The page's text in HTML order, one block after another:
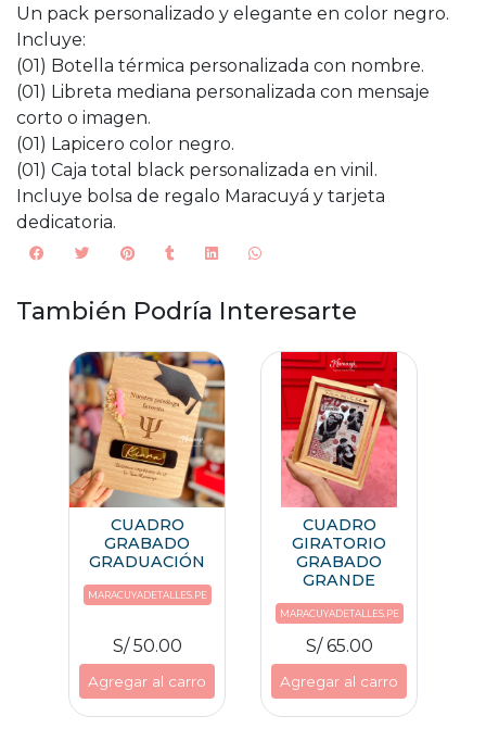
Un pack personalizado y elegante en color negro.
Incluye:
(01) Botella térmica personalizada con nombre.
(01) Libreta mediana personalizada con mensaje
corto o imagen.
(01) Lapicero color negro.
(01) Caja total black personalizada en vinil.
Incluye bolsa de regalo Maracuyá y tarjeta
dedicatoria.
También Podría Interesarte
CUADRO
GRABADO
GRADUACIÓN
MARACUYADETALLES.PE
S/ 50.00
Agregar al carro
CUADRO
GIRATORIO
GRABADO
GRANDE
MARACUYADETALLES.PE
S/ 65.00
Agregar al carro